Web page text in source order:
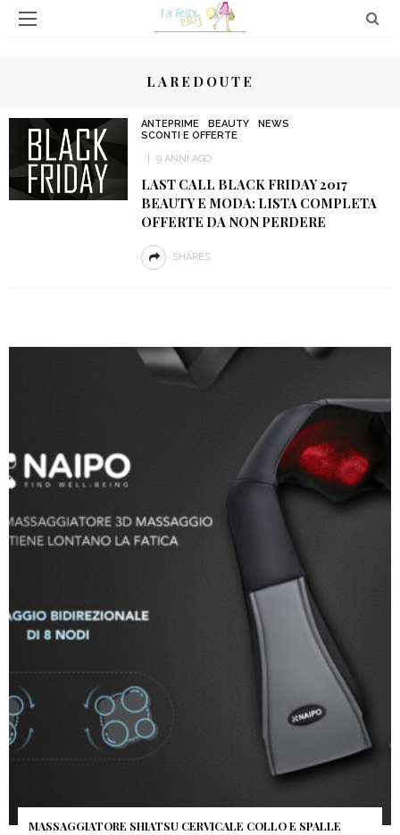
LAREDOUTE
ANTEPRIME BEAUTY
NEWS
SCONTI E OFFERTE
9 ANNI AGO
LAST CALL BLACK FRIDAY 2017
BEAUTY E MODA: LISTA COMPLETA
OFFERTE DA NON PERDERE
SHARES
MASSAGGIATORE SHIATSU CERVICALE COLLO E SPALLE